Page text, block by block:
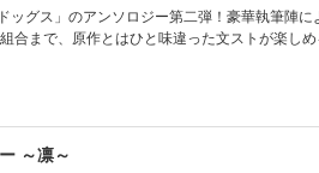
ッグス」のアンソロジー第二弾！豪華執筆陣に
から組合まで、原作とはひと味違った文ストが楽し
～凛～